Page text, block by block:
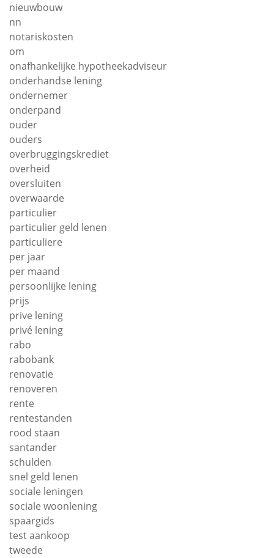
nieuwbouw
nn
notariskosten
om
onafhankelijke hypotheekadviseur
onderhandse lening
ondernemer
onderpand
ouder
ouders
overbruggingskrediet
overheid
oversluiten
overwaarde
particulier
particulier geld lenen
particuliere
per jaar
per maand
persoonlijke lening
prijs
prive lening
privé lening
rabo
rabobank
renovatie
renoveren
rente
rentestanden
rood staan
santander
schulden
snel geld lenen
sociale leningen
sociale woonlening
spaargids
test aankoop
tweede